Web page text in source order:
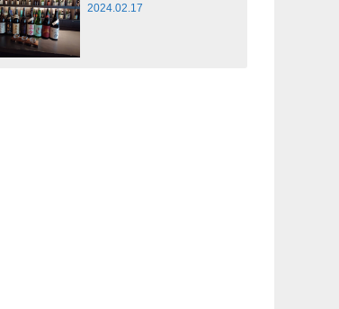
2024.02.17